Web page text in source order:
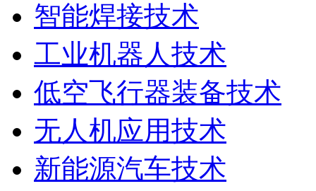
智能焊接技术
工业机器人技术
低空飞行器装备技术
无人机应用技术
新能源汽车技术